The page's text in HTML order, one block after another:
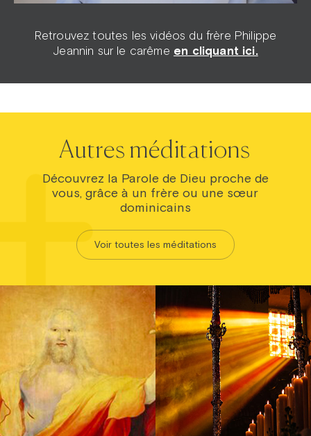
Retrouvez toutes les vidéos du frère Philippe
Jeannin sur le carême en cliquant ici.
Autres méditations
Découvrez la Parole de Dieu proche de
vous, grâce à un frère ou une sœur
dominicains
Voir toutes les méditations